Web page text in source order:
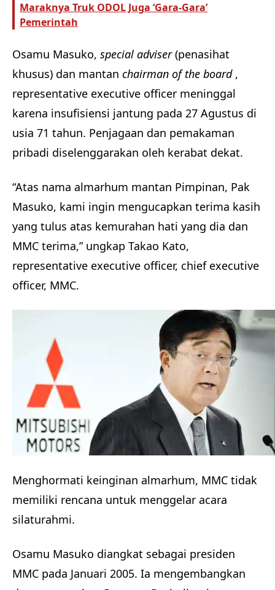
Maraknya Truk ODOL Juga ‘Gara-Gara’
Pemerintah
Osamu Masuko, special adviser(penasihat
khusus) dan mantan chairman of the board,
representative executive officer meninggal
karena insufisiensi jantung pada 27 Agustus di
usia 71 tahun. Penjagaan dan pemakaman
pribadi diselenggarakan oleh kerabat dekat.
“Atas nama almarhum mantan Pimpinan, Pak
Masuko, kami ingin mengucapkan terima kasih
yang tulus atas kemurahan hati yang dia dan
MMC terima,” ungkap Takao Kato,
representative executive officer, chief executive
officer, MMC.
Menghormati keinginan almarhum, MMC tidak
memiliki rencana untuk menggelar acara
silaturahmi.
Osamu Masuko diangkat sebagai presiden
MMC pada Januari 2005. Ia mengembangkan